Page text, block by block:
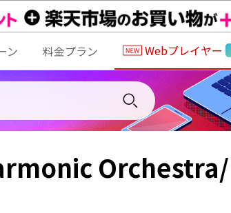
ン 料金プラン Webプレイヤー